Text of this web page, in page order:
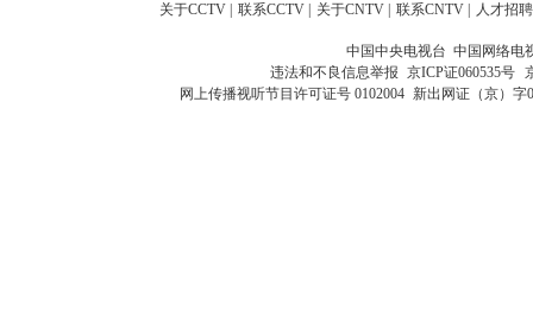
关于CCTV 联系CCTV 关于CNTV 联系CNTV 人才招聘
中国中央电视台 中国网络电
违法和不良信息举报 京ICP证060535号
网上传播视听节目许可证号 0102004 新出网证（京）